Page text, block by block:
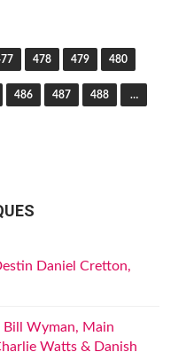
478 479 480
486 487 488 …
Daniel Cretton,
Bill Wyman, Main
Watts & Danish